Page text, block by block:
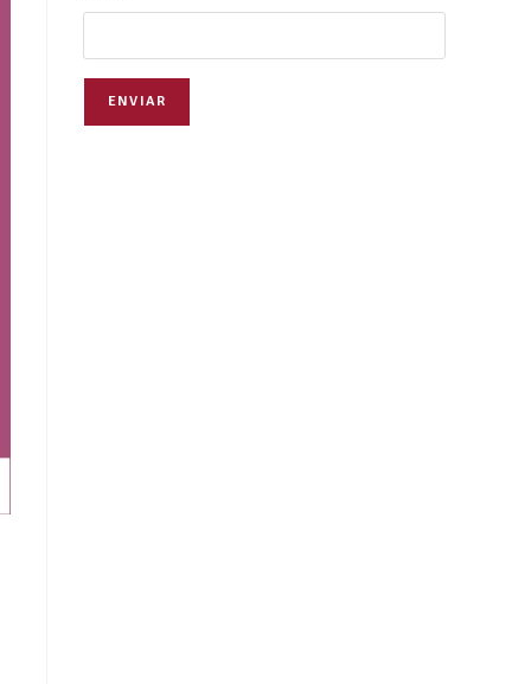
ENVIAR